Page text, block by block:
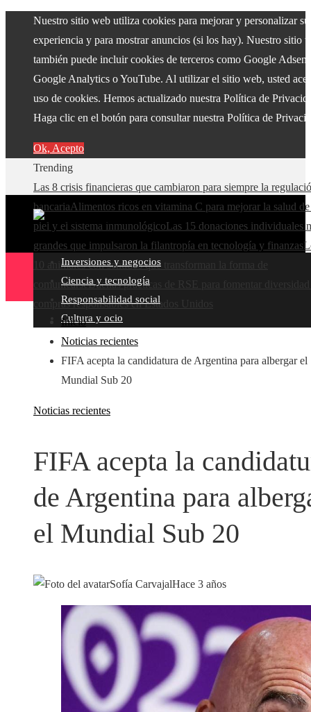
Nuestro sitio web utiliza cookies para mejorar y personalizar su
experiencia y para mostrar anuncios (si los hay). Nuestro sitio
también puede incluir cookies de terceros como Google
Google Analytics o YouTube. Al utilizar el sitio web, usted
uso de cookies. Hemos actualizado nuestra Política de
Haga clic en el botón para consultar nuestra Política de
Ok, Acepto
Trending
Las 8 crisis financieras que cambiaron para siempre la
bancariaAlimentos ricos en vitamina C para mejorar la salud
piel y el sistema inmunológicoLas 15 donaciones individuales
grandes que impulsaron la filantropía en tecnología y finanzas
10 animales con sentidos que transforman la forma de
comunicarseBuenas prácticas de RSE para fomentar
compras responsables en Estados Unidos
Inversiones y negocios
Ciencia y tecnología
Responsabilidad social
Cultura y ocio
Inicio
Noticias recientes
FIFA acepta la candidatura de Argentina para albergar el
Mundial Sub 20
Noticias recientes
FIFA acepta la
de Argentina para
el Mundial Sub 20
Sofía CarvajalHace 3 años